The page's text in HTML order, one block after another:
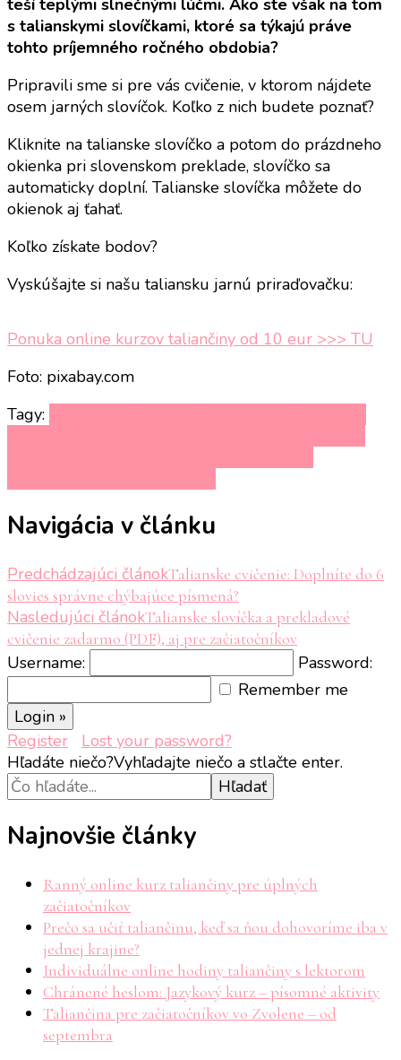
teší teplými slnečnými lúčmi. Ako ste však na tom
s talianskymi slovíčkami, ktoré sa týkajú práve
tohto príjemného ročného obdobia?
Pripravili sme si pre vás cvičenie, v ktorom nájdete
osem jarných slovíčok. Koľko z nich budete poznať?
Kliknite na talianske slovíčko a potom do prázdneho
okienka pri slovenskom preklade, slovíčko sa
automaticky doplní. Talianske slovíčka môžete do
okienok aj ťahať.
Koľko získate bodov?
Vyskúšajte si našu taliansku jarnú priraďovačku:
Ponuka online kurzov taliančiny od 10 eur >>> TU
Foto: pixabay.com
Tagy:
Navigácia v článku
Predchádzajúci článokTalianske cvičenie: Doplníte do 6
slovies správne chýbajúce písmená?
Nasledujúci článokTalianske slovíčka a prekladové
cvičenie zadarmo (PDF), aj pre začiatočníkov
Username:
Password:
Remember me
Register
Lost your password?
Hľadáte niečo?Vyhľadajte niečo a stlačte enter.
Najnovšie články
Ranný online kurz taliančiny pre úplných
začiatočníkov
Prečo sa učiť taliančinu, keď sa ňou dohovoríme iba v
jednej krajine?
Individuálne online hodiny taliančiny s lektorom
Chránené heslom: Jazykový kurz – písomné aktivity
Taliančina pre začiatočníkov vo Zvolene – od
septembra